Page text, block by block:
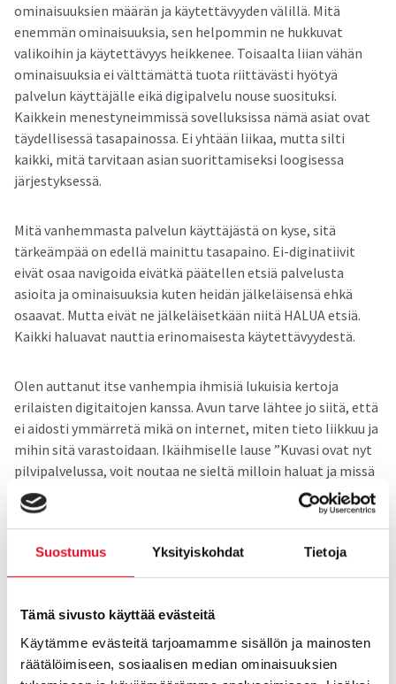
Suostumus Yksityiskohdat Tietoja
Tämä sivusto käyttää evästeitä
Käytämme evästeitä tarjoamamme sisällön ja mainosten
räätälöimiseen, sosiaalisen median ominaisuuksien
ominaisuuksien määrän ja käytettävyyden välillä. Mitä
enemmän ominaisuuksia, sen helpommin ne hukkuvat
valikoihin ja käytettävyys heikkenee. Toisaalta liian vähän
ominaisuuksia ei välttämättä tuota riittävästi hyötyä
palvelun käyttäjälle eikä digipalvelu nouse suosituksi.
Kaikkein menestyneimmissä sovelluksissa nämä asiat ovat
täydellisessä tasapainossa. Ei yhtään liikaa, mutta silti
kaikki, mitä tarvitaan asian suorittamiseksi loogisessa
järjestyksessä.
Mitä vanhemmasta palvelun käyttäjästä on kyse, sitä
tärkeämpää on edellä mainittu tasapaino. Ei-diginatiivit
eivät osaa navigoida eivätkä päätellen etsiä palvelusta
asioita ja ominaisuuksia kuten heidän jälkeläisensä ehkä
osaavat. Mutta eivät ne jälkeläisetkään niitä HALUA etsiä.
Kaikki haluavat nauttia erinomaisesta käytettävyydestä.
Olen auttanut itse vanhempia ihmisiä lukuisia kertoja
erilaisten digitaitojen kanssa. Avun tarve lähtee jo siitä, että
ei aidosti ymmärretä mikä on internet, miten tieto liikkuu ja
mihin sitä varastoidaan. Ikäihmiselle lause ”Kuvasi ovat nyt
pilvipalvelussa, voit noutaa ne sieltä milloin haluat ja missä
päin maailmaa tahansa.” on sama kuin sanoisin sinulle nyt,
että ”Päivän lounaasi on nyt spiraalivortexissa, voit sulattaa
sen milloin haluat tai jättää odottamaan huomista.”. Say
what?
Eli kun mummo tulostaa sähköpostin liitteenä saamansa
värivalokuvan lapsenlapsesta mustavalkoiselle paperille ja
skannaa sen tämän jälkeen digitaaliseen muotoon
liittääkseen sen sähköpostiin, jonka haluaa lähettää